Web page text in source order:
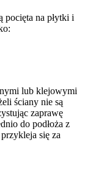
pocięta na płytki i
lub klejowymi
ściany nie są
zaprawę
do podłoża z
się za